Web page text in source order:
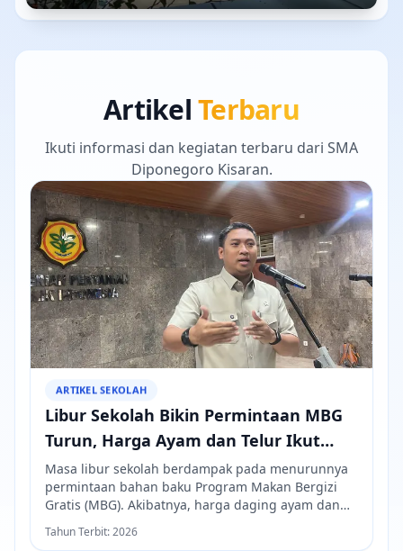
ArtikelTerbaru
Ikuti informasi dan kegiatan terbaru dari SMA
Diponegoro Kisaran.
ARTIKEL SEKOLAH
Libur Sekolah Bikin Permintaan MBG
Turun, Harga Ayam dan Telur Ikut
Merosot
Masa libur sekolah berdampak pada menurunnya
permintaan bahan baku Program Makan Bergizi
Gratis (MBG). Akibatnya, harga daging ayam dan
telur di sejumlah daerah mengalami penurunan
karena berkurangnya penyerapan dari dapur
Tahun Terbit:2026